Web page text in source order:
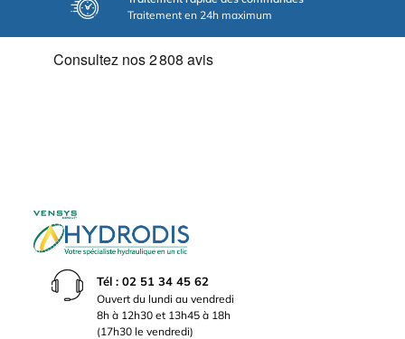
Traitement en 24h maximum
Tél : 02 51 34 45 62
Ouvert du lundi au vendredi
8h à 12h30 et 13h45 à 18h
(17h30 le vendredi)